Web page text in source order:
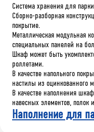
Система хранения для
Сборно-разборная
покрытие.
Металлическая модульная
специальных панелей на
Шкаф может быть
роллетами.
В качестве напольного
настилы из оцинкованного
В качестве наполнения
навесных элементов,
Наполнение для